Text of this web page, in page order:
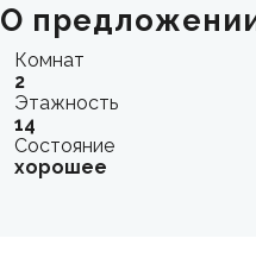
О
Комнат
2
Этажность
14
Состояние
хорошее